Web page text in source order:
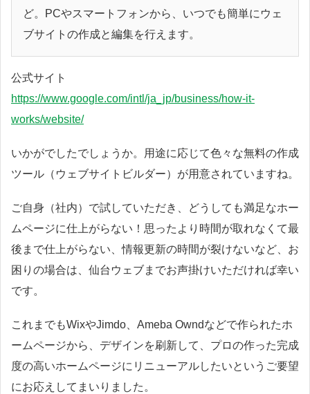
ど。PCやスマートフォンから、いつでも簡単にウェ
ブサイトの作成と編集を行えます。
公式サイト
https://www.google.com/intl/ja_jp/business/how-it-
works/website/
いかがでしたでしょうか。用途に応じて色々な無料の作成
ツール（ウェブサイトビルダー）が用意されていますね。
ご自身（社内）で試していただき、どうしても満足なホー
ムページに仕上がらない！思ったより時間が取れなくて最
後まで仕上がらない、情報更新の時間が裂けないなど、お
困りの場合は、仙台ウェブまでお声掛けいただければ幸い
です。
これまでもWixやJimdo、Ameba Owndなどで作られたホ
ームページから、デザインを刷新して、プロの作った完成
度の高いホームページにリニューアルしたいというご要望
にお応えしてまいりました。